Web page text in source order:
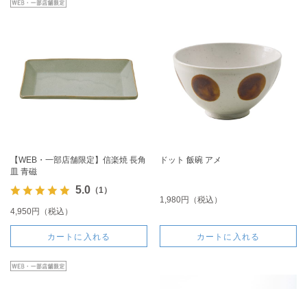
【WEB・一部店舗限定】信楽焼 長角
皿 青磁
5.0（1）
4,950円（税込）
カートに入れる
ドット 飯碗 アメ
1,980円（税込）
カートに入れる